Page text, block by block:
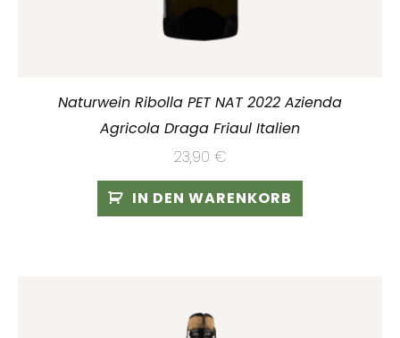
Naturwein Ribolla PET NAT 2022 Azienda
Agricola Draga Friaul Italien
23,90 €
IN DEN WARENKORB